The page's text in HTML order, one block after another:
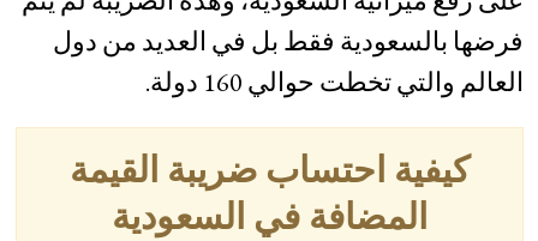
فرضها بالسعودية فقط بل في العديد من دول
العالم والتي تخطت حوالي 160 دولة.
كيفية احتساب ضريبة القيمة
المضافة في السعودية